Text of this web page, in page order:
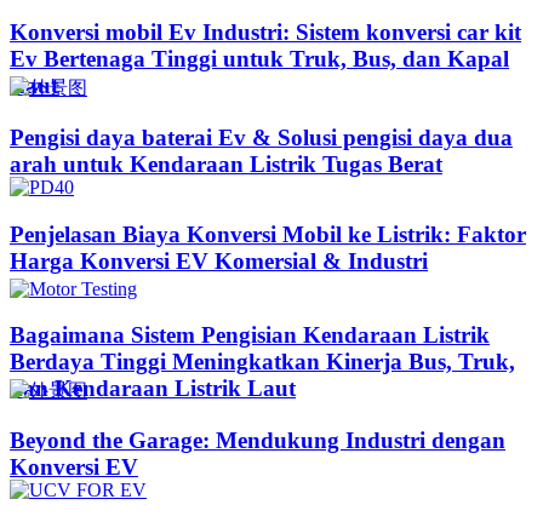
Konversi mobil Ev Industri: Sistem konversi car kit
Ev Bertenaga Tinggi untuk Truk, Bus, dan Kapal
Laut
Pengisi daya baterai Ev & Solusi pengisi daya dua
arah untuk Kendaraan Listrik Tugas Berat
Penjelasan Biaya Konversi Mobil ke Listrik: Faktor
Harga Konversi EV Komersial & Industri
Bagaimana Sistem Pengisian Kendaraan Listrik
Berdaya Tinggi Meningkatkan Kinerja Bus, Truk,
dan Kendaraan Listrik Laut
Beyond the Garage: Mendukung Industri dengan
Konversi EV